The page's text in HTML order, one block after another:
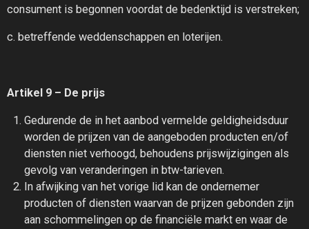
consument is begonnen voordat de bedenktijd is verstreken;
c. betreffende weddenschappen en loterijen.
Artikel 9 – De prijs
Gedurende de in het aanbod vermelde geldigheidsduur
worden de prijzen van de aangeboden producten en/of
diensten niet verhoogd, behoudens prijswijzigingen als
gevolg van veranderingen in btw-tarieven.
In afwijking van het vorige lid kan de ondernemer
producten of diensten waarvan de prijzen gebonden zijn
aan schommelingen op de financiële markt en waar de